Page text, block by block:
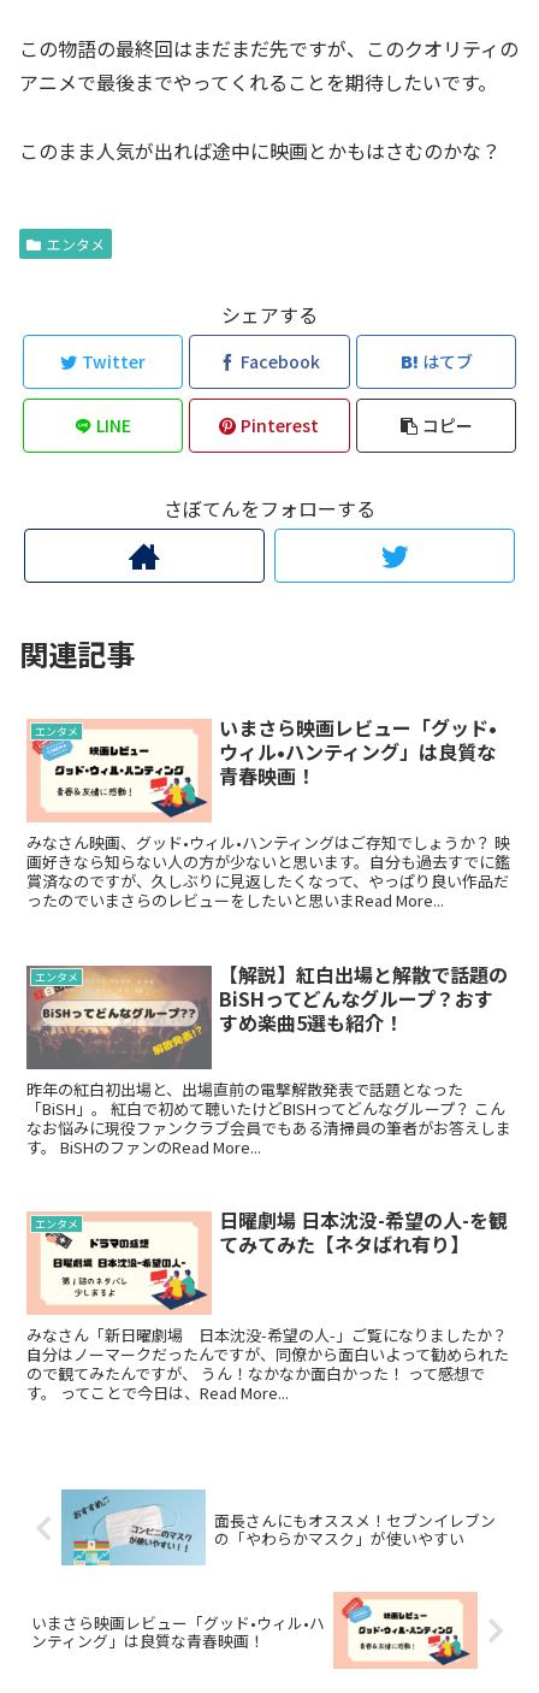
この物語の最終回はまだまだ先ですが、このクオリティの
アニメで最後までやってくれることを期待したいです。
このまま人気が出れば途中に映画とかもはさむのかな？
エンタメ
シェアする
Twitter Facebook はてブ
LINE Pinterest コピー
さぼてんをフォローする
関連記事
エンタメ
いまさら映画レビュー「グッド•
ウィル•ハンティング」は良質な
青春映画！
みなさん映画、グッド•ウィル•ハンティングはご存知でしょうか？ 映
画好きなら知らない人の方が少ないと思います。自分も過去すでに鑑
賞済なのですが、久しぶりに見返したくなって、やっぱり良い作品だ
ったのでいまさらのレビューをしたいと思いまRead More...
エンタメ
【解説】紅白出場と解散で話題の
BiSHってどんなグループ？おす
すめ楽曲5選も紹介！
昨年の紅白初出場と、出場直前の電撃解散発表で話題となった
「BiSH」。 紅白で初めて聴いたけどBISHってどんなグループ？ こん
なお悩みに現役ファンクラブ会員でもある清掃員の筆者がお答えしま
す。 BiSHのファンのRead More...
エンタメ
日曜劇場 日本沈没-希望の人-を観
てみてみた【ネタばれ有り】
みなさん「新日曜劇場 日本沈没-希望の人-」ご覧になりましたか？
自分はノーマークだったんですが、同僚から面白いよって勧められた
ので観てみたんですが、 うん！なかなか面白かった！ って感想で
す。 ってことで今日は、Read More...
面長さんにもオススメ！セブンイレブン
の「やわらかマスク」が使いやすい
いまさら映画レビュー「グッド•ウィル•ハ
ンティング」は良質な青春映画！